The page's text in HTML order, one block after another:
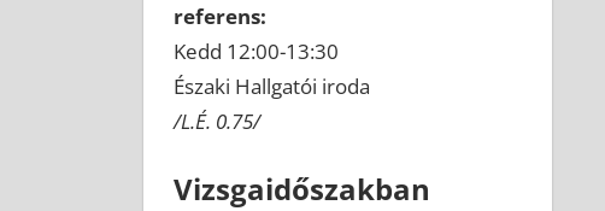
referens:
Kedd 12:00-13:30
Északi Hallgatói iroda
/L.É. 0.75/
Vizsgaidőszakban